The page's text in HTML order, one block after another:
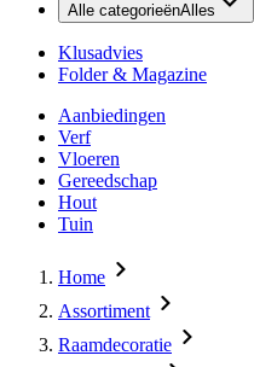
Alle categorieënAlles
Klusadvies
Folder & Magazine
Aanbiedingen
Verf
Vloeren
Gereedschap
Hout
Tuin
Home
Assortiment
Raamdecoratie